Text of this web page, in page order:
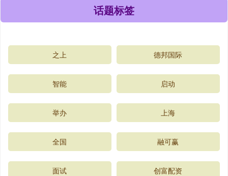
话题标签
之上 德邦国际
智能 启动
举办 上海
全国 融可赢
面试 创富配资